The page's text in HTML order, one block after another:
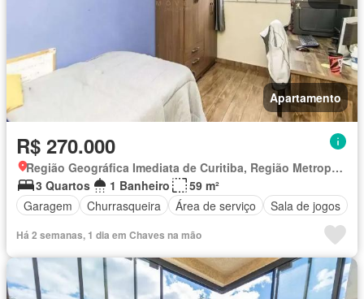
Apartamento
R$ 270.000
Região Geográfica Imediata de Curitiba, Região Metropolitana de Curitiba
3 Quartos
1 Banheiro
59 m²
Garagem
Churrasqueira Área de serviço Sala de jogos
Há 2 semanas, 1 dia em Chaves na mão